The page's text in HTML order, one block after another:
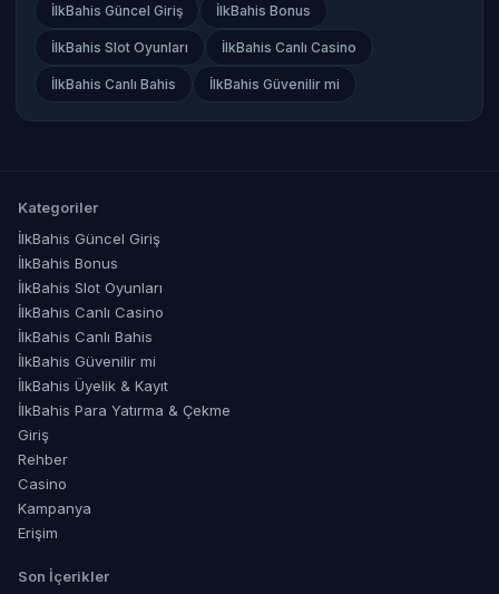
İlkBahis Güncel Giriş İlkBahis Bonus
İlkBahis Slot Oyunları İlkBahis Canlı Casino
İlkBahis Canlı Bahis İlkBahis Güvenilir mi
Kategoriler
İlkBahis Güncel Giriş
İlkBahis Bonus
İlkBahis Slot Oyunları
İlkBahis Canlı Casino
İlkBahis Canlı Bahis
İlkBahis Güvenilir mi
İlkBahis Üyelik & Kayıt
İlkBahis Para Yatırma & Çekme
Giriş
Rehber
Casino
Kampanya
Erişim
Son İçerikler